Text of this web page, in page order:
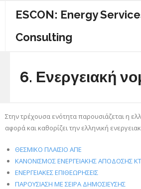
ESCON: Energy
Consulting
ΚΕΝΤΡΙΚΗ
ΥΠΗΡΕΣΙΕΣ
ΕΠΙΚΟΙΝΩΝΙΑ
6. Ενεργειακή
Στην τρέχουσα ενότητα παρουσιάζεται η
αφορά και καθορίζει την ελληνική
ΘΕΣΜΙΚΟ ΠΛΑΙΣΙΟ ΑΠΕ
ΚΑΝΟΝΙΣΜΟΣ ΕΝΕΡΓΕΙΑΚΗΣ ΑΠΟΔΟΣΗΣ
ΕΝΕΡΓΕΙΑΚΕΣ ΕΠΙΘΕΩΡΗΣΕΙΣ
ΠΑΡΟΥΣΙΑΣΗ ΜΕ ΣΕΙΡΑ ΔΗΜΟΣΙΕΥΣΗΣ